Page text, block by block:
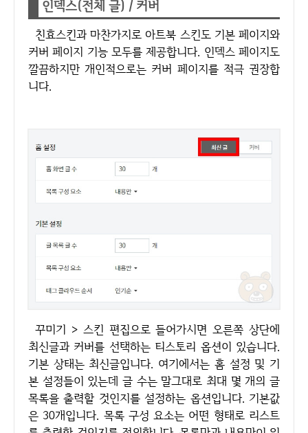
인덱스(전체 글) / 커버
친효스킨과 마찬가지로 아트북 스킨도 기본 페이지와
커버 페이지 기능 모두를 제공합니다. 인덱스 페이지도
깔끔하지만 개인적으로는 커버 페이지를 적극 권장합
니다.
꾸미기 > 스킨 편집으로 들어가시면 오른쪽 상단에
최신글과 커버를 선택하는 티스토리 옵션이 있습니다.
기본 상태는 최신글입니다. 여기에서는 홈 설정 및 기
본 설정들이 있는데 글 수는 말그대로 최대 몇 개의 글
목록을 출력할 것인지를 설정하는 옵션입니다. 기본값
은 30개입니다. 목록 구성 요소는 어떤 형태로 리스트